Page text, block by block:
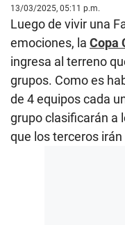
13/03/2025, 05:11 p.m.
Luego de vivir una
emociones, la Copa
ingresa al terreno
grupos. Como es
de 4 equipos cada
grupo clasificarán a
que los terceros